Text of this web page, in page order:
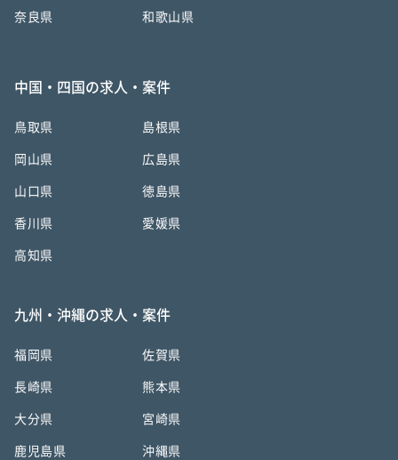
奈良県 和歌山県
中国・四国の求人・案件
鳥取県 島根県
岡山県 広島県
山口県 徳島県
香川県 愛媛県
高知県
九州・沖縄の求人・案件
福岡県 佐賀県
長崎県 熊本県
大分県 宮崎県
鹿児島県 沖縄県